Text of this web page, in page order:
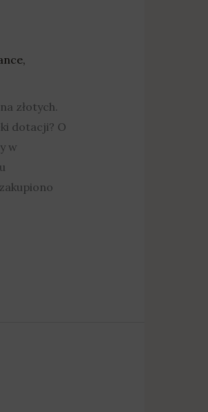
,
złotych.
dotacji? O
w